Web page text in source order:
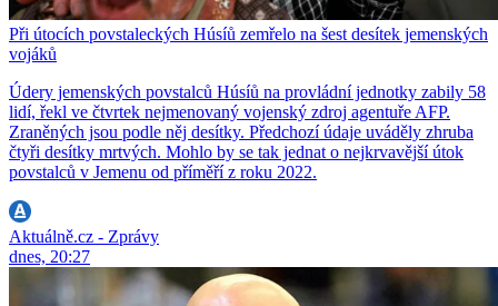
Při útocích povstaleckých Húsíů zemřelo na šest desítek jemenských
vojáků
Údery jemenských povstalců Húsíů na provládní jednotky zabily 58
lidí, řekl ve čtvrtek nejmenovaný vojenský zdroj agentuře AFP.
Zraněných jsou podle něj desítky. Předchozí údaje uváděly zhruba
čtyři desítky mrtvých. Mohlo by se tak jednat o nejkrvavější útok
povstalců v Jemenu od příměří z roku 2022.
Aktuálně.cz - Zprávy
dnes, 20:27